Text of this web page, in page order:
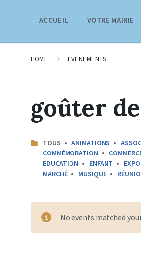
ACCUEIL VOTRE MAIRIE
HOME ÉVÉNEMENTS
goûter
CATEGORIES:
TOUS ANIMATIONS
COMMÉMORATION
EDUCATION
ENFANT
MARCHÉ
MUSIQUE
No events matched